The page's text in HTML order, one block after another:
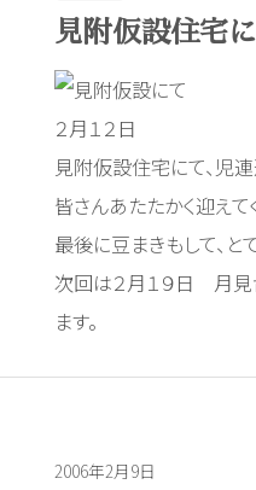
見附仮設住宅
２月１２日
見附仮設住宅にて、児連
皆さんあたたかく迎えて
最後に豆まきもして、と
次回は２月１９日 月
ます。
2006年2月9日